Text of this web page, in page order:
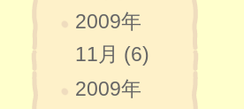
2009年
11月 (6)
2009年